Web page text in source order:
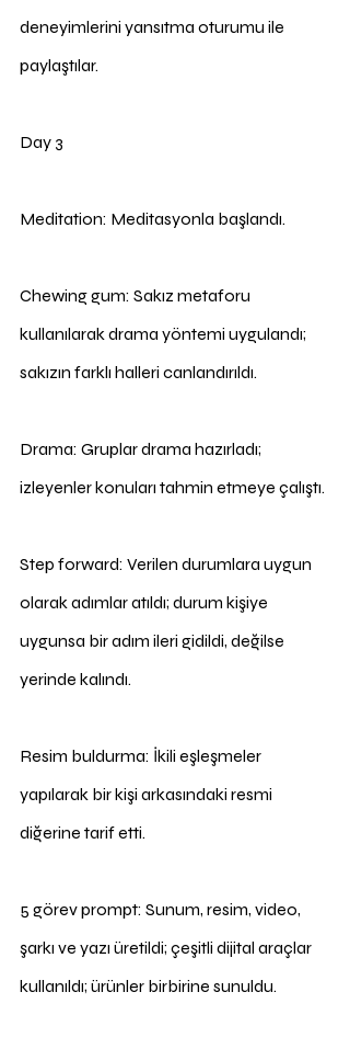
deneyimlerini yansıtma oturumu ile
paylaştılar.
Day 3
Meditation: Meditasyonla başlandı.
Chewing gum: Sakız metaforu
kullanılarak drama yöntemi uygulandı;
sakızın farklı halleri canlandırıldı.
Drama: Gruplar drama hazırladı;
izleyenler konuları tahmin etmeye çalıştı.
Step forward: Verilen durumlara uygun
olarak adımlar atıldı; durum kişiye
uygunsa bir adım ileri gidildi, değilse
yerinde kalındı.
Resim buldurma: İkili eşleşmeler
yapılarak bir kişi arkasındaki resmi
diğerine tarif etti.
5 görev prompt: Sunum, resim, video,
şarkı ve yazı üretildi; çeşitli dijital araçlar
kullanıldı; ürünler birbirine sunuldu.